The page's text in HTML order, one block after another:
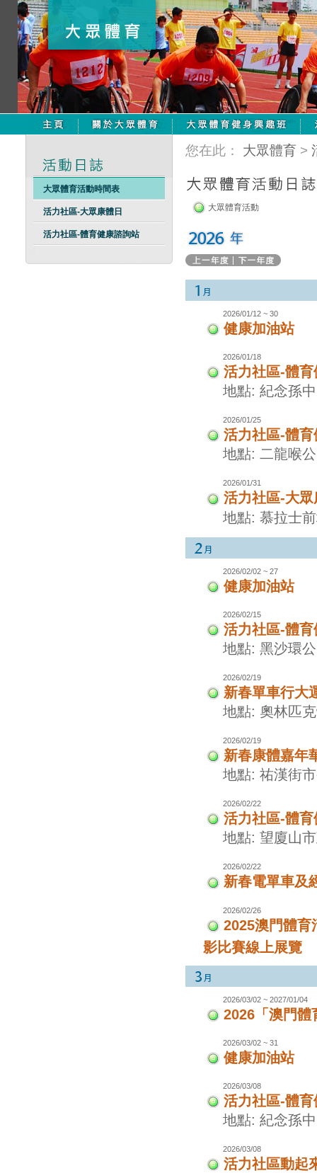
大眾體育活動時間表
活力社區-大眾康體日
活力社區-體育健康諮詢站
您在此： 大眾體育 >
大眾體育活動
2026/01/12 ~ 30
健康加油站
2026/01/18
活力社區-體
地點: 紀念孫
2026/01/25
活力社區-體
地點: 二龍喉
2026/01/31
活力社區-大眾
地點: 慕拉士
2026/02/02 ~ 27
健康加油站
2026/02/15
活力社區-體
地點: 黑沙環
2026/02/19
新春單車行大
地點: 奧林匹
2026/02/19
新春康體嘉年
地點: 祐漢街
2026/02/22
活力社區-體
地點: 望廈山
2026/02/22
新春電單車及
2026/02/26
2025澳門體育
影比賽線上展覽
2026/03/02 ~ 2027/01/04
2026「澳門體
2026/03/02 ~ 31
健康加油站
2026/03/08
活力社區-體
地點: 紀念孫
2026/03/08
活力社區動起